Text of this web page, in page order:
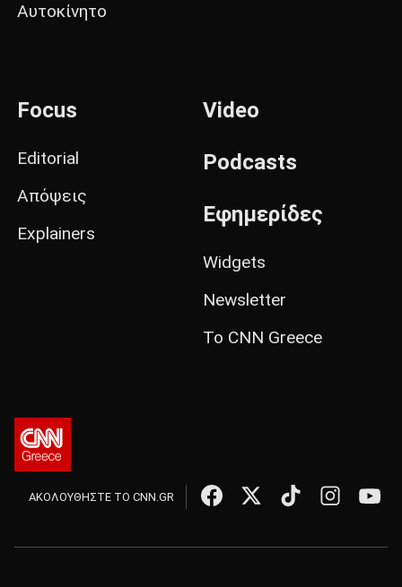
Αυτοκίνητο
Focus
Editorial
Απόψεις
Explainers
Video
Podcasts
Εφημερίδες
Widgets
Newsletter
Το CNN Greece
ΑΚΟΛΟΥΘΗΣΤΕ ΤΟ CNN.GR